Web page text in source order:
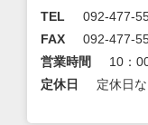
TEL
092-477-
FAX
092-477-
営業時間
10：
定休日
定休日